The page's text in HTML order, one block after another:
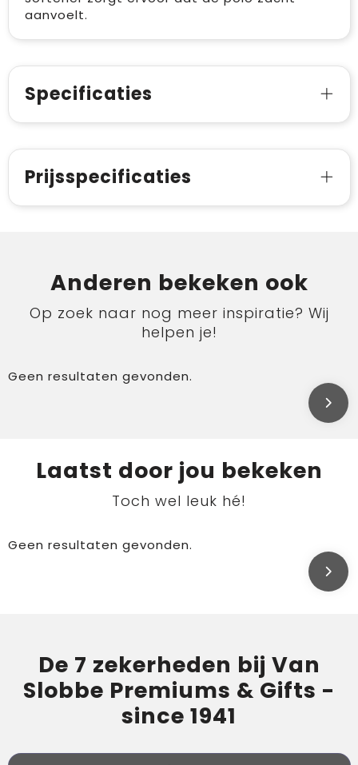
aanvoelt.
Specificaties
Prijsspecificaties
Anderen bekeken ook
Op zoek naar nog meer inspiratie? Wij
helpen je!
Geen resultaten gevonden.
Laatst door jou bekeken
Toch wel leuk hé!
Geen resultaten gevonden.
De 7 zekerheden bij Van
Slobbe Premiums & Gifts -
since 1941